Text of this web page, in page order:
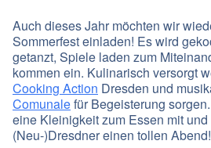
Auch dieses Jahr möchten wir
Sommerfest einladen! Es wird
getanzt, Spiele laden zum
kommen ein. Kulinarisch versorgt
Cooking Action Dresden und
Comunalefür Begeisterung
eine Kleinigkeit zum Essen mit
(Neu-)Dresdner einen tollen Abend!